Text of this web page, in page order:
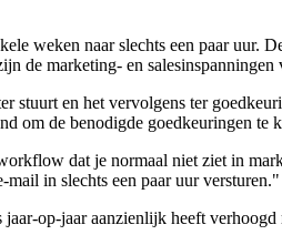
weken naar slechts een paar uur.
de marketing- en
stuurt en het vervolgens ter
om de benodigde goedkeuringen te
dat je normaal niet ziet in
in slechts een paar uur versturen."
op-jaar aanzienlijk heeft verhoogd